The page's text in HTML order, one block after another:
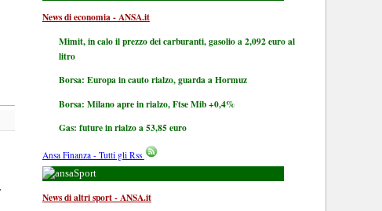
News di economia - ANSA.it
Mimit, in calo il prezzo dei carburanti, gasolio a 2,092 euro al
litro
Borsa: Europa in cauto rialzo, guarda a Hormuz
Borsa: Milano apre in rialzo, Ftse Mib +0,4%
Gas: future in rialzo a 53,85 euro
Ansa Finanza - Tutti gli Rss
Sport
News di altri sport - ANSA.it